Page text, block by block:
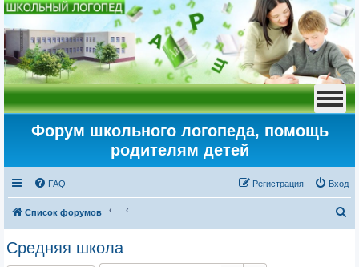
Форум школьного логопеда, помощь
родителям детей
FAQ Вход
Регистрация
Список форумов
о
Средняя школа